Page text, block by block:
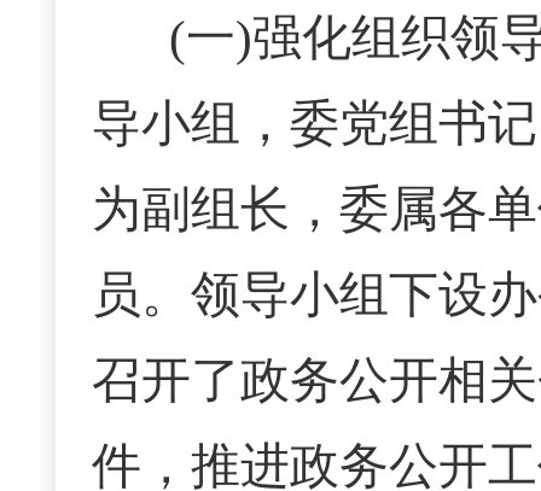
(一)强化组织领
导小组，委党组书
为副组长，委属各
员。领导小组下设
召开了政务公开相
件，推进政务公开